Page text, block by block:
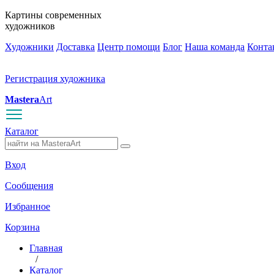
Картины современных
художников
Художники Доставка Центр помощи Блог Наша команда
Регистрация художника
MasteraArt
Каталог
Вход
Сообщения
Избранное
Корзина
Главная
/
Каталог